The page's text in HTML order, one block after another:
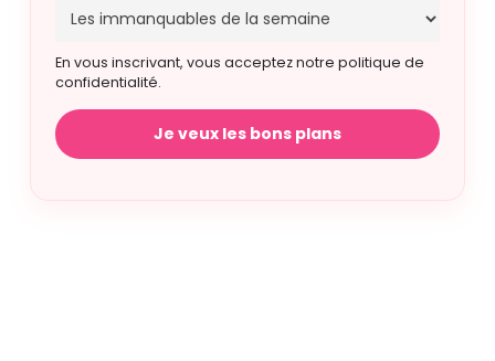
En vous inscrivant, vous acceptez notre politique de
confidentialité.